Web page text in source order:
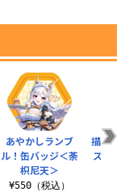
あやかしランブ
ル！缶バッジ＜荼
枳尼天＞
¥550（税込）
描き下
スタ